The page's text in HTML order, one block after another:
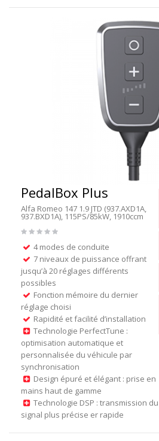
PedalBox Plus
Alfa Romeo 147 1.9 JTD (937.AXD1A,
937.BXD1A), 115PS/85kW, 1910ccm
4 modes de conduite
7 niveaux de puissance offrant
jusqu’à 20 réglages différents
possibles
Fonction mémoire du dernier
réglage choisi
Rapidité et facilité d’installation
Technologie PerfectTune :
optimisation automatique et
personnalisée du véhicule par
synchronisation
Design épuré et élégant : prise en
mains haut de gamme
Technologie DSP : transmission du
signal plus précise er rapide